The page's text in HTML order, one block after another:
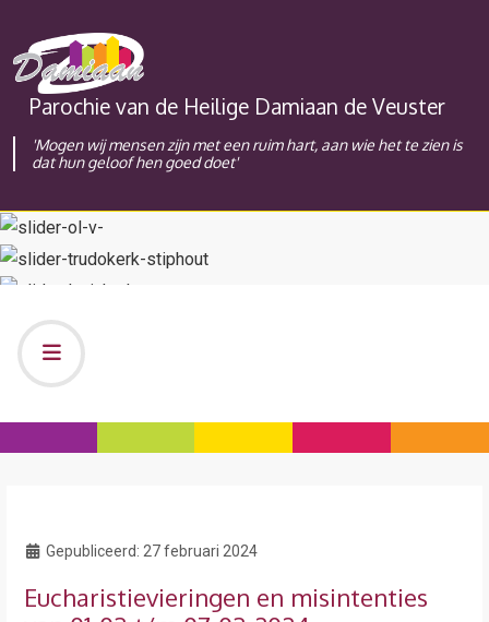
Parochie van de Heilige Damiaan de Veuster
'Mogen wij mensen zijn met een ruim hart, aan wie het te zien is
dat hun geloof hen goed doet'
Gepubliceerd: 27 februari 2024
Eucharistievieringen en misintenties